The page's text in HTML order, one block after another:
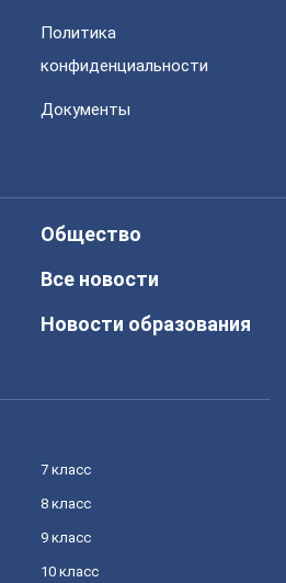
Политика
конфиденциальности
Документы
Общество
Все новости
Новости образования
7 класс
8 класс
9 класс
10 класс